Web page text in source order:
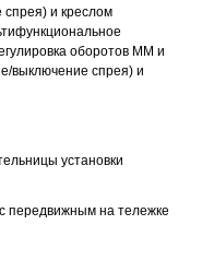
спрея) и креслом
оборотов MM и
выключение спрея) и
установки
передвижным на тележке